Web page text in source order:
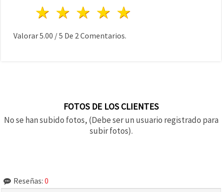
4 estrellas
3 estrellas
2 estrellas
1 estrella
Valorar5.00 /5 De 2 Comentarios.
FOTOS DE LOS CLIENTES
No se han subido fotos, (Debe ser un usuario registrado para
subir fotos).
Reseñas: 0